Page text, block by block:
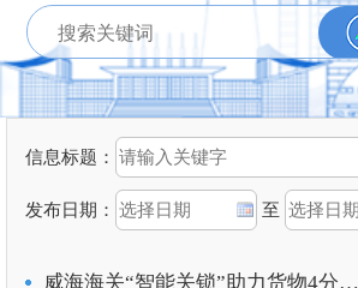
信息标题：
发布日期： 至
威海海关“智能关锁”助力货物4分钟出口转关